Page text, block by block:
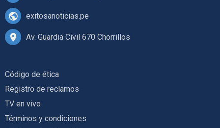
exitosanoticias.pe
Av. Guardia Civil 670 Chorrillos
Código de ética
Registro de reclamos
TV en vivo
Términos y condiciones